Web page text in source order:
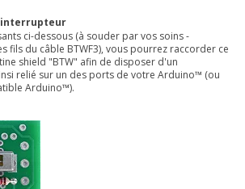
interrupteur
ci-dessous (à souder par vos soins -
fils du câble BTWF3), vous pourrez raccorder ce
shield "BTW" afin de disposer d'un
relié sur un des ports de votre Arduino™ (ou
Arduino™).